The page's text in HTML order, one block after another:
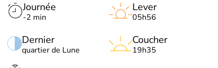
Journée
-2 min
Dernier
quartier de Lune
Lever
05h56
Coucher
19h35